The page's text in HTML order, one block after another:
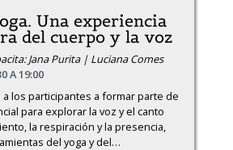
Una experiencia
del cuerpo y la voz
Jana Purita | Luciana Comes
A 19:00
a los participantes a formar parte de
para explorar la voz y el canto
la respiración y la presencia,
del yoga y del…